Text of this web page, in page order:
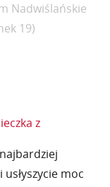
Nadwiślańskie
19)
z
moc